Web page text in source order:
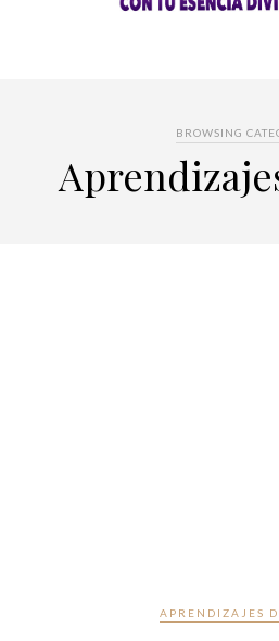
BROWSING
APRENDIZAJES